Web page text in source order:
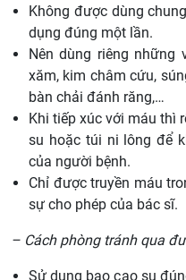
Không được dùng
dụng đúng một lần.
Nên dùng riêng những
xăm, kim châm cứu,
bàn chải đánh răng,…
Khi tiếp xúc với máu thì
su hoặc túi ni lông để
của người bệnh.
Chỉ được truyền máu
sự cho phép của bác sĩ.
– Cách phòng tránh qua
Sử dụng bao cao su